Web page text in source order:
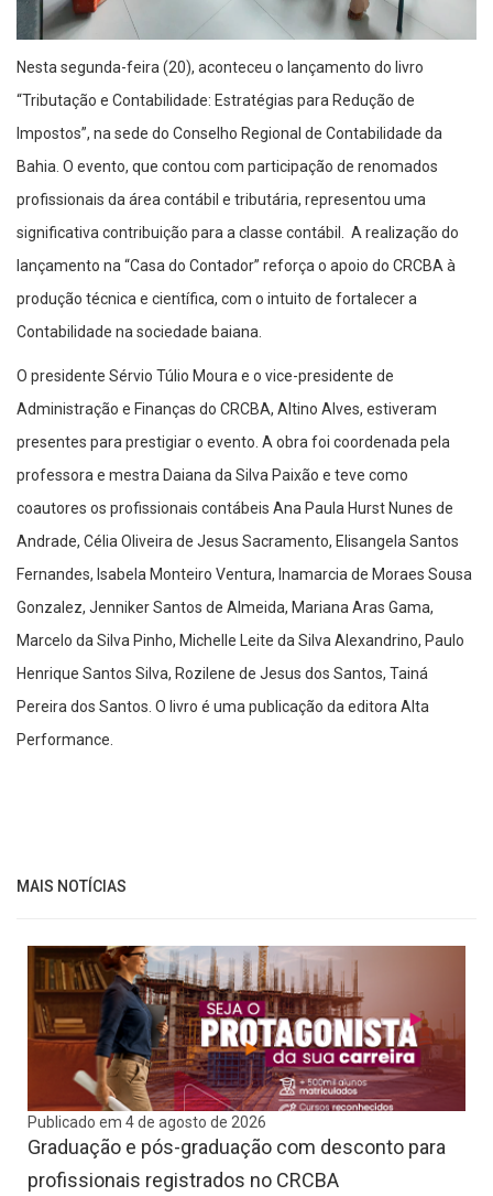
Nesta segunda-feira (20), aconteceu o lançamento do livro
“Tributação e Contabilidade: Estratégias para Redução de
Impostos”, na sede do Conselho Regional de Contabilidade da
Bahia. O evento, que contou com participação de renomados
profissionais da área contábil e tributária, representou uma
significativa contribuição para a classe contábil. A realização do
lançamento na “Casa do Contador” reforça o apoio do CRCBA à
produção técnica e científica, com o intuito de fortalecer a
Contabilidade na sociedade baiana.
O presidente Sérvio Túlio Moura e o vice-presidente de
Administração e Finanças do CRCBA, Altino Alves, estiveram
presentes para prestigiar o evento. A obra foi coordenada pela
professora e mestra Daiana da Silva Paixão e teve como
coautores os profissionais contábeis Ana Paula Hurst Nunes de
Andrade, Célia Oliveira de Jesus Sacramento, Elisangela Santos
Fernandes, Isabela Monteiro Ventura, Inamarcia de Moraes Sousa
Gonzalez, Jenniker Santos de Almeida, Mariana Aras Gama,
Marcelo da Silva Pinho, Michelle Leite da Silva Alexandrino, Paulo
Henrique Santos Silva, Rozilene de Jesus dos Santos, Tainá
Pereira dos Santos. O livro é uma publicação da editora Alta
Performance.
MAIS NOTÍCIAS
Publicado em 4 de agosto de 2026
Graduação e pós-graduação com desconto para
profissionais registrados no CRCBA